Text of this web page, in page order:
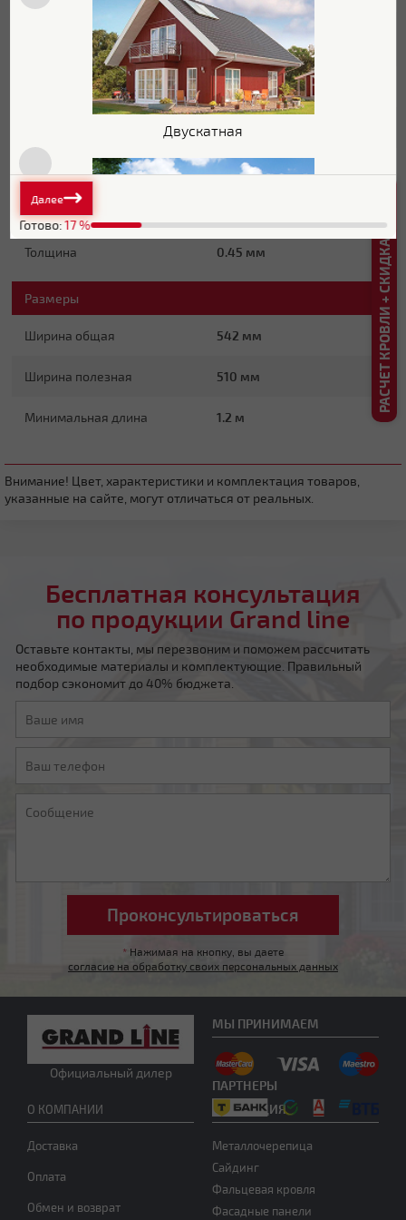
Защитный слой
Zn 60-100
(электролитический
способ нанесения 43 г/м²)
г/м2
Основа покрытия
Полиэфир
Эпоксидная серая
Стойкость к УФ Нет данных
Основные характеристики
Толщина 0.45 мм
Размеры
Ширина общая 542 мм
Ширина полезная 510 мм
Минимальная длина 1.2 м
Внимание! Цвет, характеристики и комплектация товаров,
указанные на сайте, могут отличаться от реальных.
Бесплатная консультация
по продукции Grand line
Оставьте контакты, мы перезвоним и поможем рассчитать
необходимые материалы и комплектующие. Правильный
подбор сэкономит до 40% бюджета.
* Нажимая на кнопку, вы даете
согласие на обработку своих персональных данных
Официальный дилер
О КОМПАНИИ
Доставка
Оплата
Обмен и возврат
ПРОДУКЦИЯ
Металлочерепица
Сайдинг
Фальцевая кровля
Фасадные панели
МЫ ПРИНИМАЕМ
ПАРТНЕРЫ
РАСЧЕТ КРОВЛИ + СКИДКА ДО 20%
Двускатная
Нужна консультация
Готово:17%
Далее